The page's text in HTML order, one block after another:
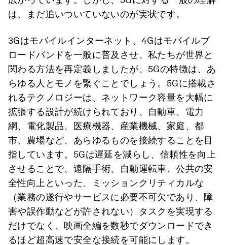
は、まだ追いついていないのが実状です。
3Gはモバイルインターネット、4Gはモバイルブ
ロードバンドを一般に普及させ、私たちが世界と
関わる方法を再定義しましたが、5Gの特徴は、あ
らゆる人とモノを繋ぐことでしょう。5Gに搭載さ
れるテクノロジーは、ネットワーク容量を大幅に
拡張する設計が続けられており、自動車、電力
網、電化製品、医療機器、産業機械、家庭、都
市、農場など、あらゆるものを接続することを目
指しています。5Gは遅延を減らし、信頼性を向上
させることで、遠隔手術、自動運転車、公共の安
全性向上といった、ミッションクリティカルな
（業務の遂行やサービスに必要不可欠であり、障
害や誤作動などが許されない）タスクを実現する
だけでなく、映画全編を数秒でダウンロードでき
るほど超高速で安全な接続を可能にします。